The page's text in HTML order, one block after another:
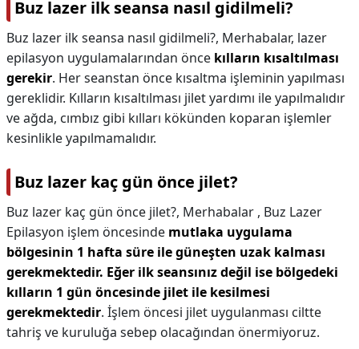
Buz lazer ilk seansa nasıl gidilmeli?
Buz lazer ilk seansa nasıl gidilmeli?, Merhabalar, lazer
epilasyon uygulamalarından önce kılların kısaltılması
gerekir. Her seanstan önce kısaltma işleminin yapılması
gereklidir. Kılların kısaltılması jilet yardımı ile yapılmalıdır
ve ağda, cımbız gibi kılları kökünden koparan işlemler
kesinlikle yapılmamalıdır.
Buz lazer kaç gün önce jilet?
Buz lazer kaç gün önce jilet?, Merhabalar , Buz Lazer
Epilasyon işlem öncesinde mutlaka uygulama
bölgesinin 1 hafta süre ile güneşten uzak kalması
gerekmektedir. Eğer ilk seansınız değil ise bölgedeki
kılların 1 gün öncesinde jilet ile kesilmesi
gerekmektedir. İşlem öncesi jilet uygulanması ciltte
tahriş ve kuruluğa sebep olacağından önermiyoruz.